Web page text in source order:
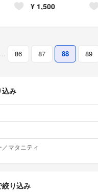
¥ 1,500
86 87 88 89
込み
マタニティ
り込み